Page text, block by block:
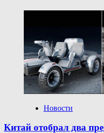
Новости
Китай отобрал два